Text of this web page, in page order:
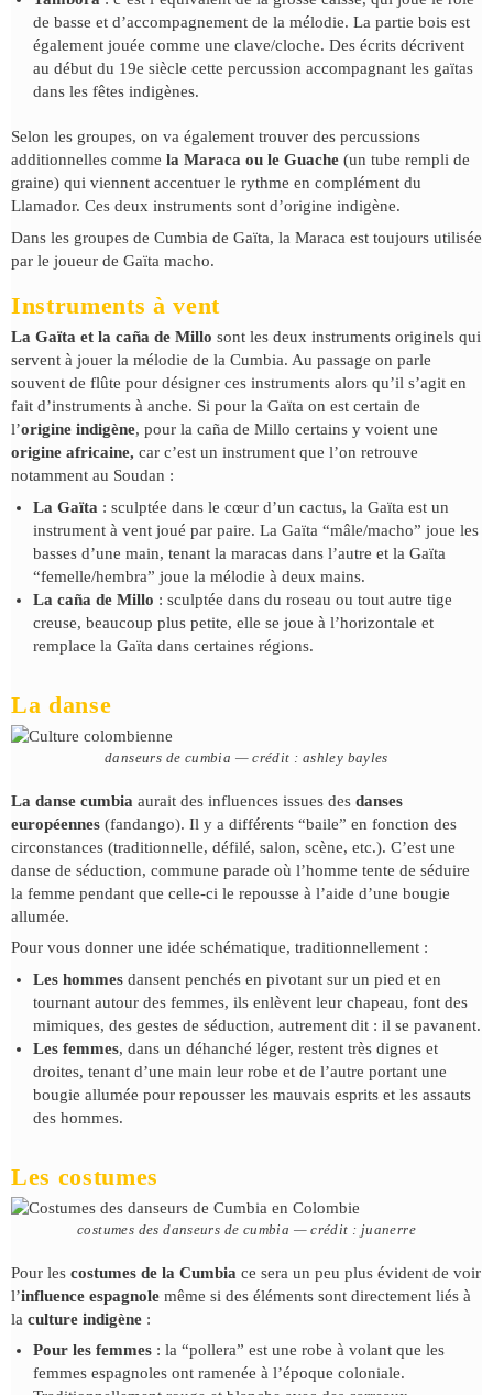
de basse et d’accompagnement de la mélodie. La partie bois est
également jouée comme une clave/cloche. Des écrits décrivent
au début du 19e siècle cette percussion accompagnant les gaïtas
dans les fêtes indigènes.
Selon les groupes, on va également trouver des percussions
additionnelles comme la Maraca ou le Guache (un tube rempli de
graine) qui viennent accentuer le rythme en complément du
Llamador. Ces deux instruments sont d’origine indigène.
Dans les groupes de Cumbia de Gaïta, la Maraca est toujours utilisée
par le joueur de Gaïta macho.
Instruments à vent
La Gaïta et la caña de Millo sont les deux instruments originels qui
servent à jouer la mélodie de la Cumbia. Au passage on parle
souvent de flûte pour désigner ces instruments alors qu’il s’agit en
fait d’instruments à anche. Si pour la Gaïta on est certain de
l’origine indigène, pour la caña de Millo certains y voient une
origine africaine, car c’est un instrument que l’on retrouve
notamment au Soudan :
La Gaïta : sculptée dans le cœur d’un cactus, la Gaïta est un
instrument à vent joué par paire. La Gaïta “mâle/macho” joue les
basses d’une main, tenant la maracas dans l’autre et la Gaïta
“femelle/hembra” joue la mélodie à deux mains.
La caña de Millo : sculptée dans du roseau ou tout autre tige
creuse, beaucoup plus petite, elle se joue à l’horizontale et
remplace la Gaïta dans certaines régions.
La danse
danseurs de cumbia — crédit : ashley bayles
La danse cumbia aurait des influences issues des danses
européennes (fandango). Il y a différents “baile” en fonction des
circonstances (traditionnelle, défilé, salon, scène, etc.). C’est une
danse de séduction, commune parade où l’homme tente de séduire
la femme pendant que celle-ci le repousse à l’aide d’une bougie
allumée.
Pour vous donner une idée schématique, traditionnellement :
Les hommes dansent penchés en pivotant sur un pied et en
tournant autour des femmes, ils enlèvent leur chapeau, font des
mimiques, des gestes de séduction, autrement dit : il se pavanent.
Les femmes, dans un déhanché léger, restent très dignes et
droites, tenant d’une main leur robe et de l’autre portant une
bougie allumée pour repousser les mauvais esprits et les assauts
des hommes.
Les costumes
costumes des danseurs de cumbia — crédit : juanerre
Pour les costumes de la Cumbia ce sera un peu plus évident de voir
l’influence espagnole même si des éléments sont directement liés à
la culture indigène :
Pour les femmes : la “pollera” est une robe à volant que les
femmes espagnoles ont ramenée à l’époque coloniale.